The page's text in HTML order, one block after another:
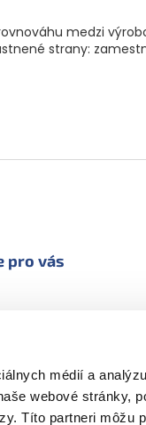
médií a
webové stránky,
Títo partneri môžu
medzi
strany:
pro vás